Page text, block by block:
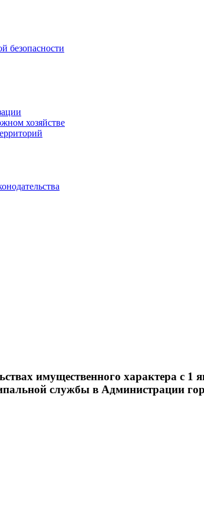
безопасности
хозяйстве
имущественного характера с 1
службы в Администрации